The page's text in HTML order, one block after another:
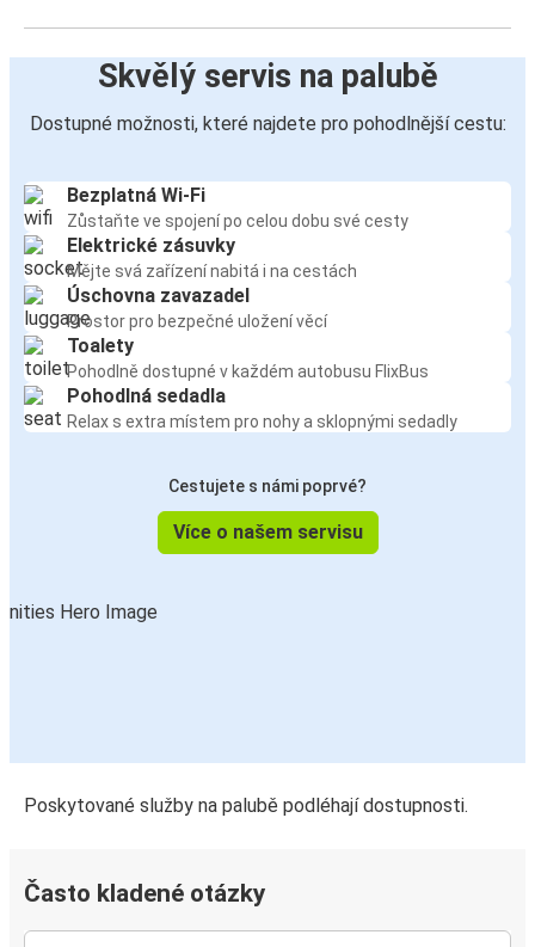
Skvělý servis na palubě
Dostupné možnosti, které najdete pro pohodlnější cestu:
Bezplatná Wi-Fi
Zůstaňte ve spojení po celou dobu své cesty
Elektrické zásuvky
Mějte svá zařízení nabitá i na cestách
Úschovna zavazadel
Prostor pro bezpečné uložení věcí
Toalety
Pohodlně dostupné v každém autobusu FlixBus
Pohodlná sedadla
Relax s extra místem pro nohy a sklopnými sedadly
Cestujete s námi poprvé?
Více o našem servisu
Poskytované služby na palubě podléhají dostupnosti.
Často kladené otázky